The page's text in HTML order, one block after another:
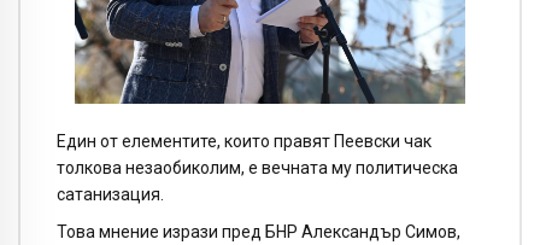
Един от елементите, които правят Пеевски чак
толкова незаобиколим, е вечната му политическа
сатанизация.
Това мнение изрази пред БНР Александър Симов,